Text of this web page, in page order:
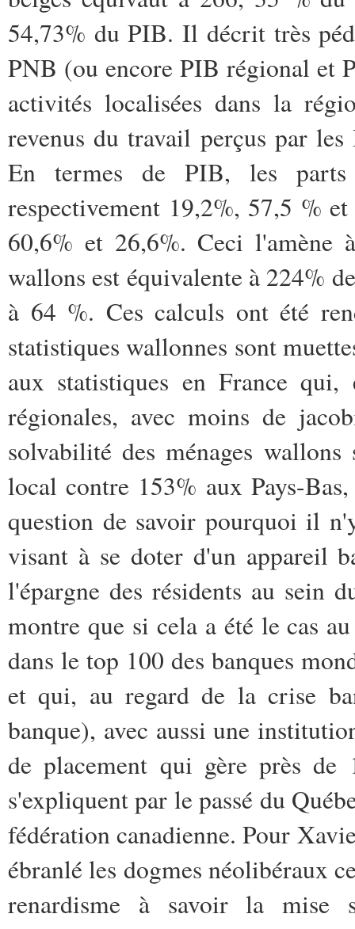
54,73% du PIB. Il décrit très
PNB (ou encore PIB régional et
activités localisées dans la
revenus du travail perçus par
En termes de PIB, les
respectivement 19,2%, 57,5 %
60,6% et 26,6%. Ceci l'amène
wallons est équivalente à 224%
à 64 %. Ces calculs ont été
statistiques wallonnes sont
aux statistiques en France qui,
régionales, avec moins de
solvabilité des ménages
local contre 153% aux Pays-
question de savoir pourquoi il
visant à se doter d'un appareil
l'épargne des résidents au sein
montre que si cela a été le cas
dans le top 100 des banques
et qui, au regard de la crise
banque), avec aussi une
de placement qui gère près
s'expliquent par le passé du
fédération canadienne. Pour
ébranlé les dogmes néolibéraux
renardisme à savoir la mise